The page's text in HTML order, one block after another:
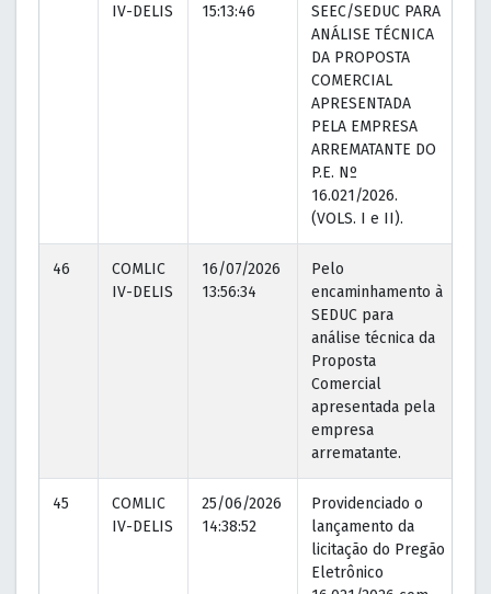
IV-DELIS
15:13:46
SEEC/SEDUC PARA
ANÁLISE TÉCNICA
DA PROPOSTA
COMERCIAL
APRESENTADA
PELA EMPRESA
ARREMATANTE DO
P.E. Nº
16.021/2026.
(VOLS. I e II).
46
COMLIC
IV-DELIS
16/07/2026
13:56:34
Pelo
encaminhamento à
SEDUC para
análise técnica da
Proposta
Comercial
apresentada pela
empresa
arrematante.
45
COMLIC
IV-DELIS
25/06/2026
14:38:52
Providenciado o
lançamento da
licitação do Pregão
Eletrônico